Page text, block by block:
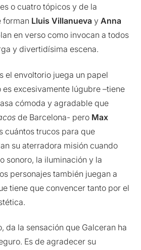
o cuatro tópicos y de la
forman Lluis Villanuevay Anna
en verso como invocan a todos
y divertidísima escena.
el envoltorio juega un papel
excesivamente lúgubre –tiene
cómoda y agradable que
de Barcelona- pero Max
cuántos trucos para que
su aterradora misión cuando
sonoro, la iluminación y la
personajes también juegan a
tiene que convencer tanto por el
da la sensación que Galceran ha
Es de agradecer su